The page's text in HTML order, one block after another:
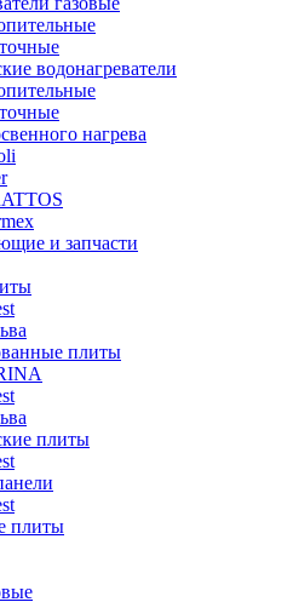
водонагреватели
нагрева
и запчасти
плиты
плиты
плиты